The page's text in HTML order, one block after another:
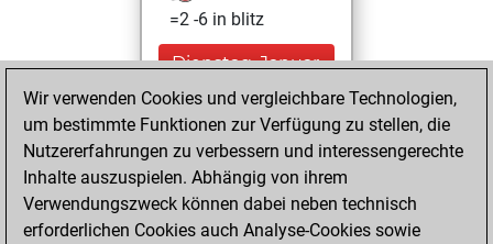
=2 -6 in blitz
Dienstag, Januar
17, 2023
You created
your Studies account
Studies
Samstag,
November 5, 2022
Wir verwenden Cookies und vergleichbare Technologien,
um bestimmte Funktionen zur Verfügung zu stellen, die
Nutzererfahrungen zu verbessern und interessengerechte
Inhalte auszuspielen. Abhängig von ihrem
Verwendungszweck können dabei neben technisch
erforderlichen Cookies auch Analyse-Cookies sowie